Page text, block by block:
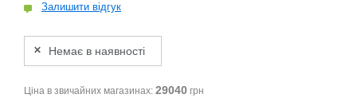
Залишити відгук
Немає в наявності
Ціна в звичайних магазинах: 29040 грн